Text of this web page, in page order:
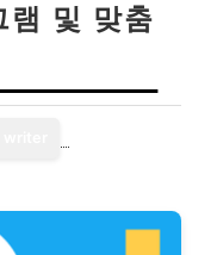
램 및 맞춤